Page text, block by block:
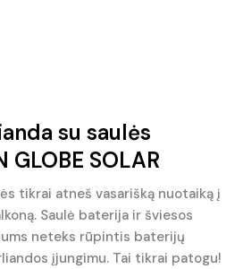
su saulės
SOLAR
tikrai atneš vasarišką nuotaiką į
Saulė baterija ir šviesos
neteks rūpintis baterijų
įjungimu. Tai tikrai patogu!